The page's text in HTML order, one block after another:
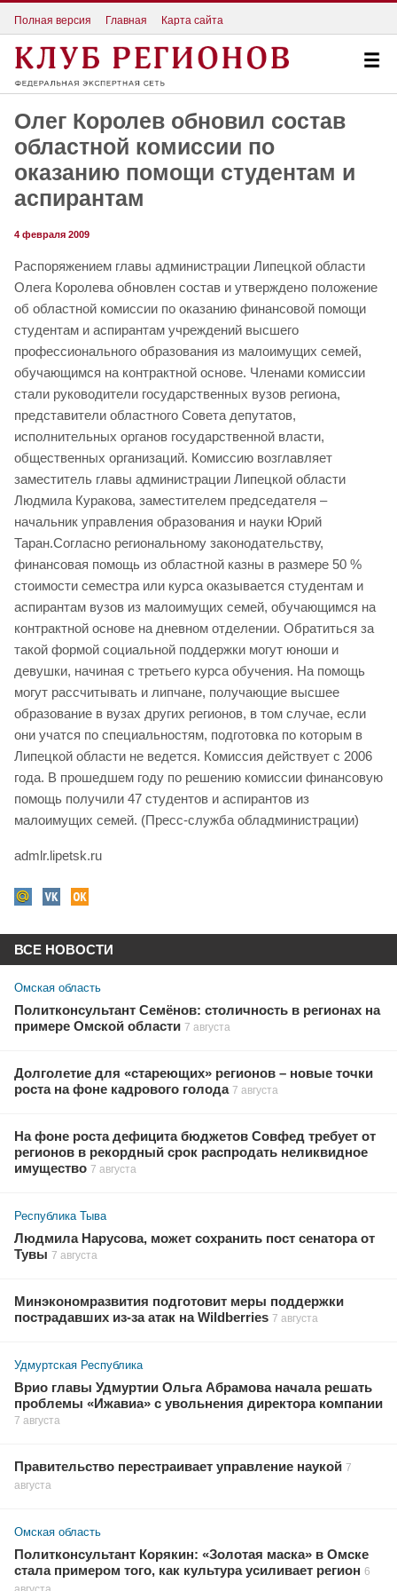
Полная версия Главная Карта сайта
Олег Королев обновил состав
областной комиссии по
оказанию помощи студентам и
аспирантам
4 февраля 2009
Распоряжением главы администрации Липецкой области
Олега Королева обновлен состав и утверждено положение
об областной комиссии по оказанию финансовой помощи
студентам и аспирантам учреждений высшего
профессионального образования из малоимущих семей,
обучающимся на контрактной основе. Членами комиссии
стали руководители государственных вузов региона,
представители областного Совета депутатов,
исполнительных органов государственной власти,
общественных организаций. Комиссию возглавляет
заместитель главы администрации Липецкой области
Людмила Куракова, заместителем председателя –
начальник управления образования и науки Юрий
Таран.Согласно региональному законодательству,
финансовая помощь из областной казны в размере 50 %
стоимости семестра или курса оказывается студентам и
аспирантам вузов из малоимущих семей, обучающимся на
контрактной основе на дневном отделении. Обратиться за
такой формой социальной поддержки могут юноши и
девушки, начиная с третьего курса обучения. На помощь
могут рассчитывать и липчане, получающие высшее
образование в вузах других регионов, в том случае, если
они учатся по специальностям, подготовка по которым в
Липецкой области не ведется. Комиссия действует с 2006
года. В прошедшем году по решению комиссии финансовую
помощь получили 47 студентов и аспирантов из
малоимущих семей. (Пресс-служба обладминистрации)
admlr.lipetsk.ru
ВСЕ НОВОСТИ
Омская область
Политконсультант Семёнов: столичность в регионах на
примере Омской области 7 августа
Долголетие для «стареющих» регионов – новые точки
роста на фоне кадрового голода 7 августа
На фоне роста дефицита бюджетов Совфед требует от
регионов в рекордный срок распродать неликвидное
имущество 7 августа
Республика Тыва
Людмила Нарусова, может сохранить пост сенатора от
Тувы 7 августа
Минэкономразвития подготовит меры поддержки
пострадавших из-за атак на Wildberries 7 августа
Удмуртская Республика
Врио главы Удмуртии Ольга Абрамова начала решать
проблемы «Ижавиа» с увольнения директора компании
7 августа
Правительство перестраивает управление наукой 7
августа
Омская область
Политконсультант Корякин: «Золотая маска» в Омске
стала примером того, как культура усиливает регион 6